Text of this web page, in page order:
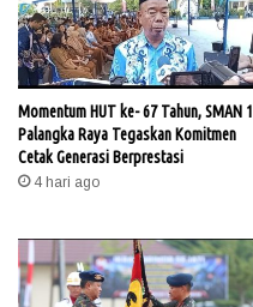
Momentum HUT ke- 67 Tahun, SMAN 1
Palangka Raya Tegaskan Komitmen
Cetak Generasi Berprestasi
4 hari ago